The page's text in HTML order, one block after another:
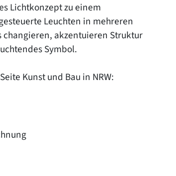
Lichtkonzept zu einem
Leuchten in mehreren
changieren, akzentuieren Struktur
Symbol.
Kunst und Bau in NRW: